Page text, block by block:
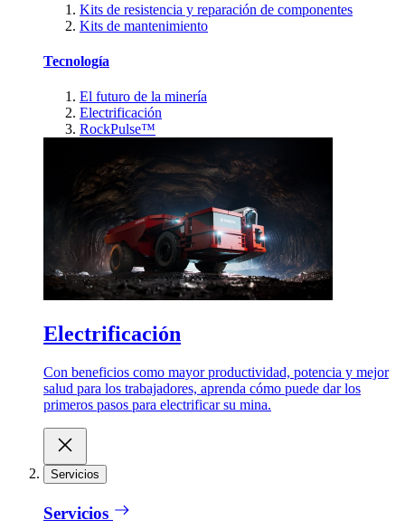
Kits de resistencia y reparación de componentes
Kits de mantenimiento
Tecnología
El futuro de la minería
Electrificación
RockPulse™
Electrificación
Con beneficios como mayor productividad, potencia y mejor
salud para los trabajadores, aprenda cómo puede dar los
primeros pasos para electrificar su mina.
Servicios
Servicios